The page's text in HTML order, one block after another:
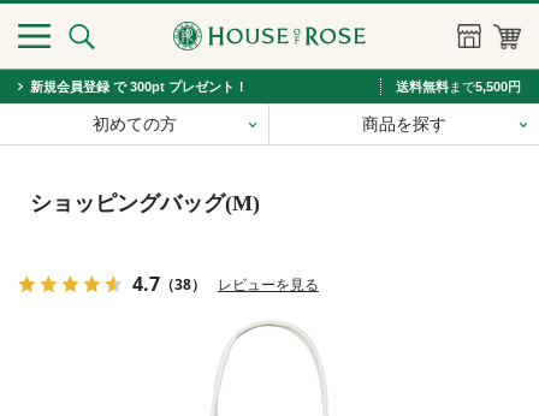
新規会員登録 で 300pt プレゼント！ 送料無料まで5,500円
初めての方 商品を探す
ショッピングバッグ(M)
4.7（38） レビューを見る